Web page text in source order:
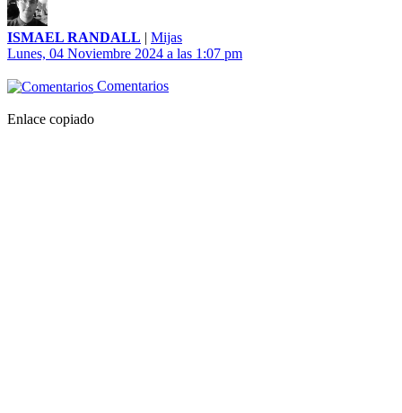
ISMAEL RANDALL | Mijas
Lunes, 04 Noviembre 2024 a las 1:07 pm
Comentarios
Enlace copiado